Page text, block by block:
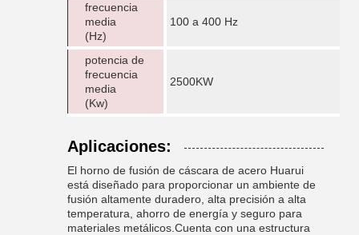
frecuencia
media
(Hz)
100 a 400 Hz
potencia de
frecuencia
media
(Kw)
2500KW
Aplicaciones:
El horno de fusión de cáscara de acero Huarui
está diseñado para proporcionar un ambiente de
fusión altamente duradero, alta precisión a alta
temperatura, ahorro de energía y seguro para
materiales metálicos.Cuenta con una estructura